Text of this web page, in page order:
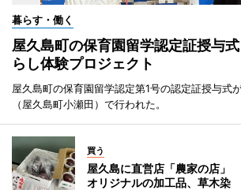
暮らす・働く
屋久島町の保育園留学認定証授与
らし体験プロジェクト
屋久島町の保育園留学認定第1号の認定証授与式
（屋久島町小瀬田）で行われた。
買う
屋久島に直営店「農家の店」
オリジナルの加工品、草木染